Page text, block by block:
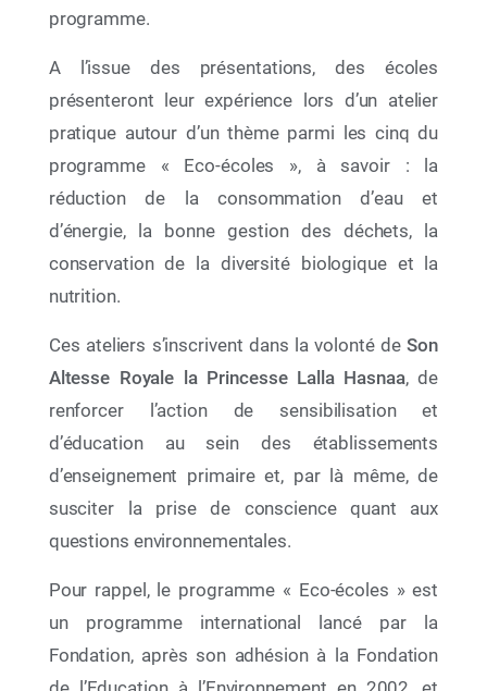
12 Juin 2026
Par le déploiement de deux initiatives éducatives
à portée nationale, La Fondation Mohammed VI
pour la Protection de l’Environnement célèbre la
Semaine de l’Océan 2026
programme.
A l’issue des présentations, des écoles
présenteront leur expérience lors d’un atelier
pratique autour d’un thème parmi les cinq du
programme « Eco-écoles », à savoir : la
réduction de la consommation d’eau et
d’énergie, la bonne gestion des déchets, la
conservation de la diversité biologique et la
nutrition.
Ces ateliers s’inscrivent dans la volonté deSon
Altesse Royale la Princesse Lalla Hasnaa, de
renforcer l’action de sensibilisation et
d’éducation au sein des établissements
d’enseignement primaire et, par là même, de
susciter la prise de conscience quant aux
questions environnementales.
Pour rappel, le programme « Eco-écoles » est
un programme international lancé par la
Fondation, après son adhésion à la Fondation